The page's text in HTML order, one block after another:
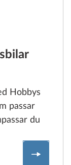
Hobbys
passar
du
Hitta